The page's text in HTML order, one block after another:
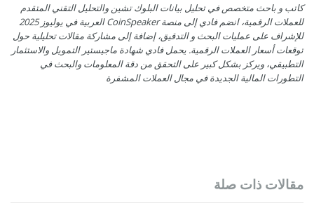
كاتب و باحث متخصص في تحليل بيانات البلوك تشين والتحليل التقني المتقدم
للعملات الرقمية، انضم فادي إلى منصة CoinSpeaker العربية في يوليوز 2025
للإشراف على عمليات البحث و التدقيق، إضافة إلى مشاركة مقالات تحليلية حول
توقعات أسعار العملات الرقمية. يحمل فادي شهادة ماجيستير التمويل والاستثمار
التطبيقي، ويركز بشكل كبير على التحقق من دقة المعلومات والبحث في
التطورات المالية الجديدة في مجال العملات المشفرة
مقالات ذات صلة